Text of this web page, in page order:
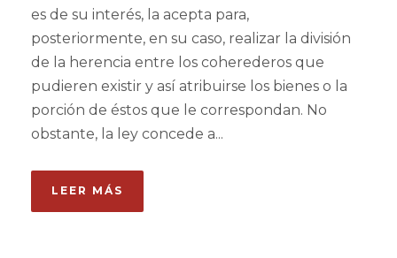
es de su interés, la acepta para,
posteriormente, en su caso, realizar la división
de la herencia entre los coherederos que
pudieren existir y así atribuirse los bienes o la
porción de éstos que le correspondan. No
obstante, la ley concede a...
LEER MÁS